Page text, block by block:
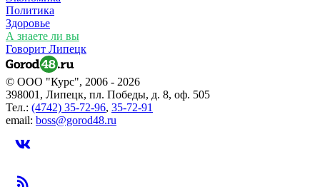
Политика
Здоровье
А знаете ли вы
Говорит Липецк
© ООО "Курс", 2006 - 2026
398001, Липецк, пл. Победы, д. 8, оф. 505
Тел.: (4742) 35-72-96, 35-72-91
email: boss@gorod48.ru